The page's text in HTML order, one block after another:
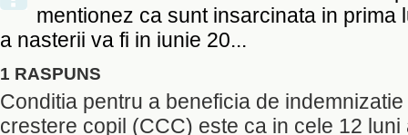
mentionez ca sunt insarcinata in prima
a nasterii va fi in iunie 20...
1 RASPUNS
Conditia pentru a beneficia de
crestere copil (CCC) este ca in cele 12